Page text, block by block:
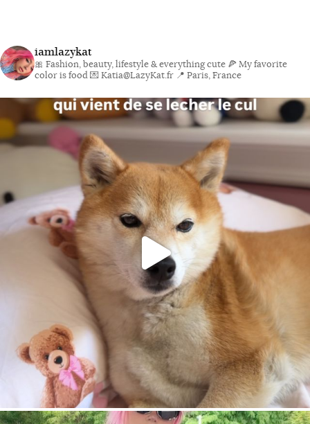
iamlazykat
🎀 Fashion, beauty, lifestyle & everything cute 🍕 My favorite
color is food💌 Katia@LazyKat.fr 📍 Paris, France